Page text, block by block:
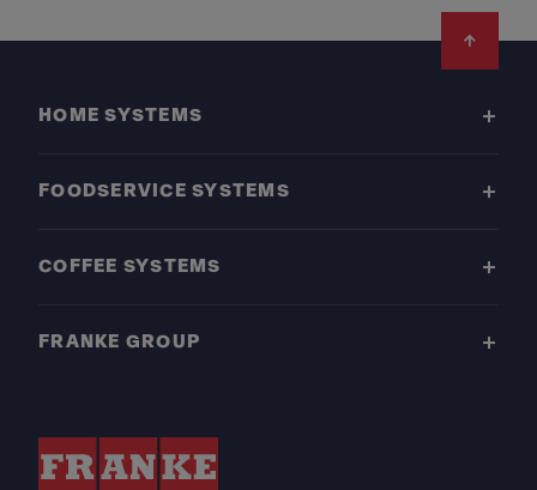
HOME SYSTEMS
FOODSERVICE SYSTEMS
COFFEE SYSTEMS
FRANKE GROUP